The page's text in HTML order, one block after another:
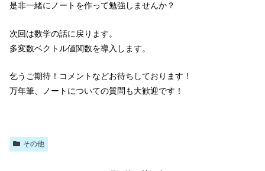
是非一緒にノートを作って勉強しませんか？
次回は数学の話に戻ります。
多変数ベクトル値関数を導入します。
乞うご期待！コメントなどお待ちしております！
万年筆、ノートについての質問も大歓迎です！
その他